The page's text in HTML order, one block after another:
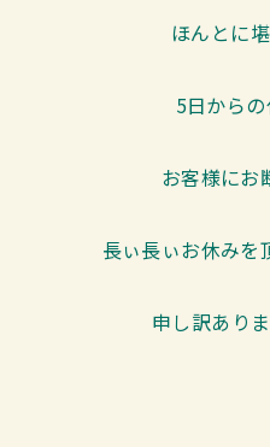
ほんとに
5日から
お客様にお
長ぃ長ぃお休みを
申し訳あり